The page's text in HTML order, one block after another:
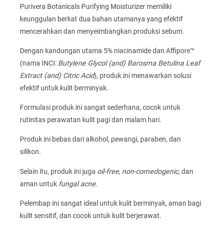
Purivera Botanicals Purifying Moisturizer memiliki
keunggulan berkat dua bahan utamanya yang efektif
mencerahkan dan menyeimbangkan produksi sebum.
Dengan kandungan utama 5% niacinamide dan Affipore™
(nama INCI: Butylene Glycol (and) Barosma Betulina Leaf
Extract (and) Citric Acid), produk ini menawarkan solusi
efektif untuk kulit berminyak.
Formulasi produk ini sangat sederhana, cocok untuk
rutinitas perawatan kulit pagi dan malam hari.
Produk ini bebas dari alkohol, pewangi, paraben, dan
silikon.
Selain itu, produk ini juga oil-free, non-comedogenic, dan
aman untuk fungal acne.
Pelembap ini sangat ideal untuk kulit berminyak, aman bagi
kulit sensitif, dan cocok untuk kulit berjerawat.